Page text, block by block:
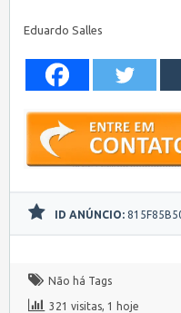
Eduardo Salles
ID ANÚNCIO:
Não há Tags
321 visitas, 1 hoje